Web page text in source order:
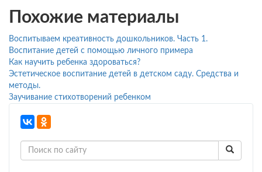
Похожие материалы
Воспитываем креативность дошкольников. Часть 1.
Воспитание детей с помощью личного примера
Как научить ребенка здороваться?
Эстетическое воспитание детей в детском саду. Средства и
методы.
Заучивание стихотворений ребенком